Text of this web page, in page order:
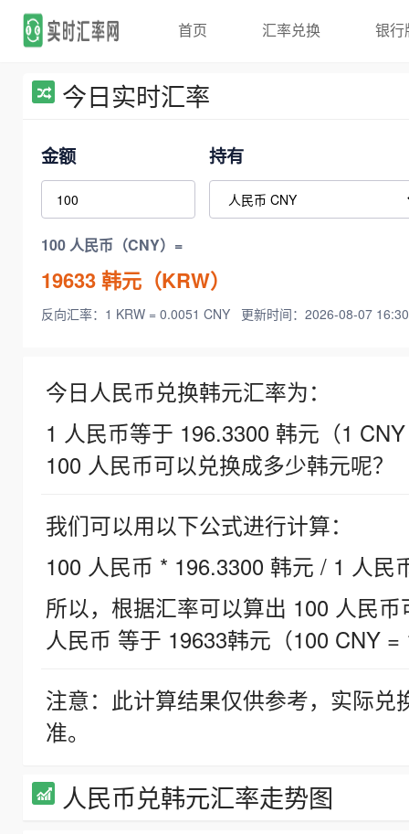
首页 汇率兑换 银行
今日实时汇率
金额 持有
100 人民币（CNY）=
19633韩元（KRW）
反向汇率：1 KRW = 0.0051 CNY 更新时间：2026-08-07
今日人民币兑换韩元汇率为：
1 人民币等于 196.3300 韩元（1
100 人民币可以兑换成多少韩元呢？
我们可以用以下公式进行计算：
100 人民币 * 196.3300 韩元 / 1 人民
所以，根据汇率可以算出 100 人民
人民币 等于 19633韩元（100 CNY =
注意：此计算结果仅供参考，实际
准。
人民币兑韩元汇率走势图